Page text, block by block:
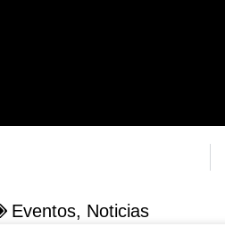
Eventos, Noticias